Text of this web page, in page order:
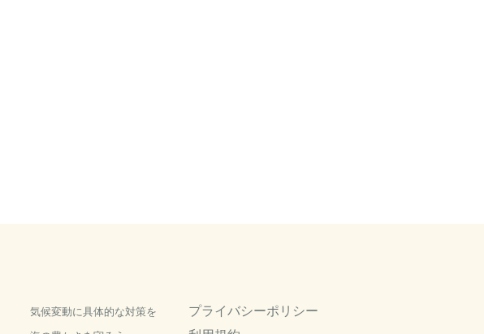
気候変動に具体的な対策を
プライバシーポリシー